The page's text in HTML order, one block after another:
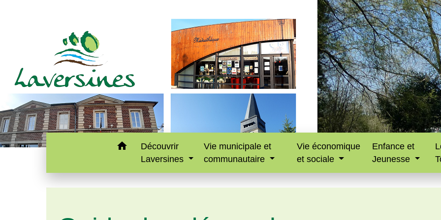
home
Découvrir
Laversines
Vie municipale et
communautaire
Vie économique
et sociale
Enfance et
Jeunesse